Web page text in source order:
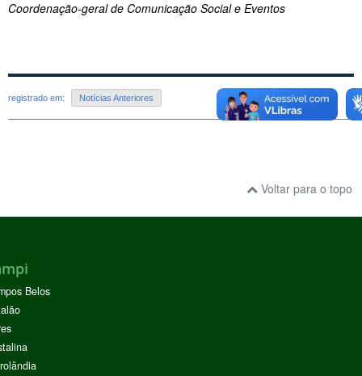
Coordenação-geral de Comunicação Social e Eventos
registrado em: Notícias Anteriores
Voltar para o topo
Belos